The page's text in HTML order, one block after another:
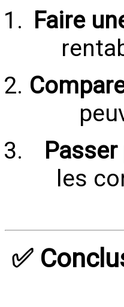
Faire
les
✅